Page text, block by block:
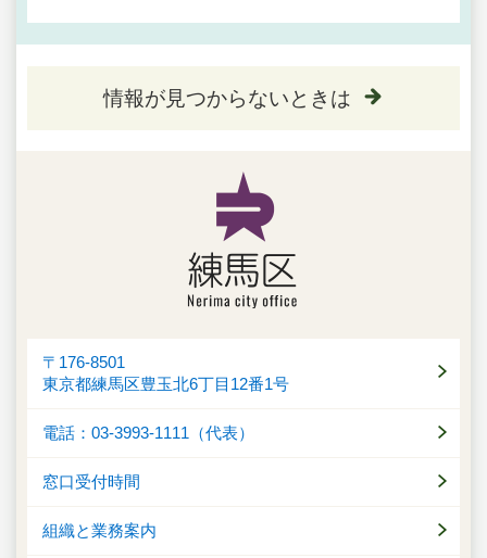
情報が見つからないときは
〒176-8501
東京都練馬区豊玉北6丁目12番1号
電話：03-3993-1111（代表）
窓口受付時間
組織と業務案内